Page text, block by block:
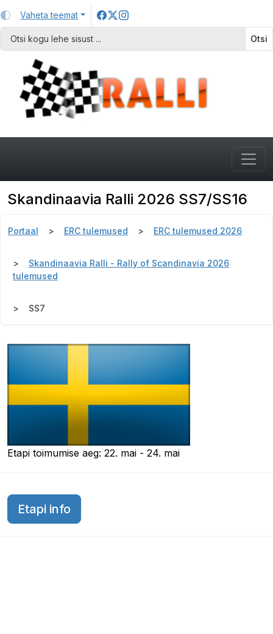
Vaheta teemat
Otsi
Skandinaavia Ralli 2026 SS7/SS16
Portaal ERC tulemused ERC tulemused 2026
Skandinaavia Ralli - Rally of Scandinavia 2026
tulemused
SS7
Etapi toimumise aeg: 22. mai - 24. mai
Etapi info